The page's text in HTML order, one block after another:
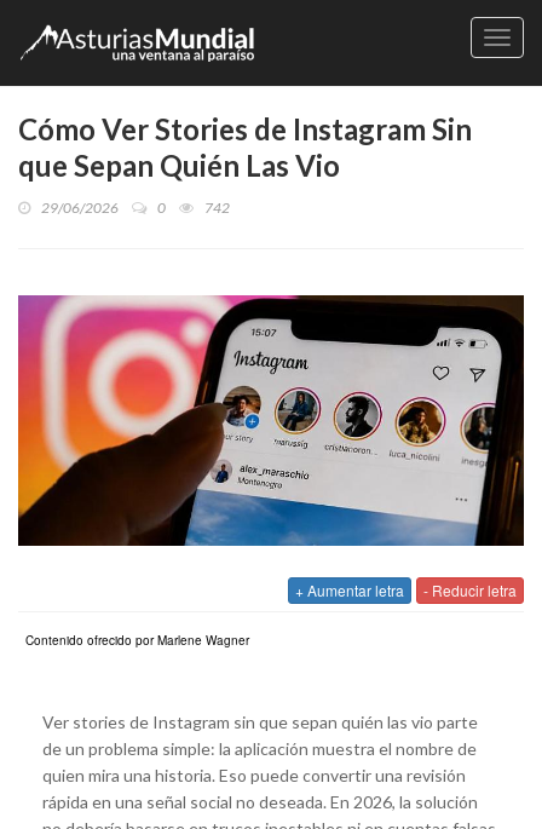
Cómo Ver Stories de Instagram Sin
que Sepan Quién Las Vio
29/06/2026 0 742
+ Aumentar letra - Reducir letra
Contenido ofrecido por Marlene Wagner
Ver stories de Instagram sin que sepan quién las vio parte
de un problema simple: la aplicación muestra el nombre de
quien mira una historia. Eso puede convertir una revisión
rápida en una señal social no deseada. En 2026, la solución